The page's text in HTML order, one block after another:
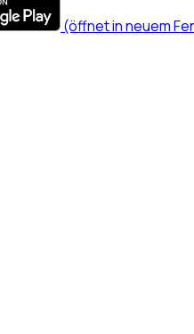
(öffnet in neuem